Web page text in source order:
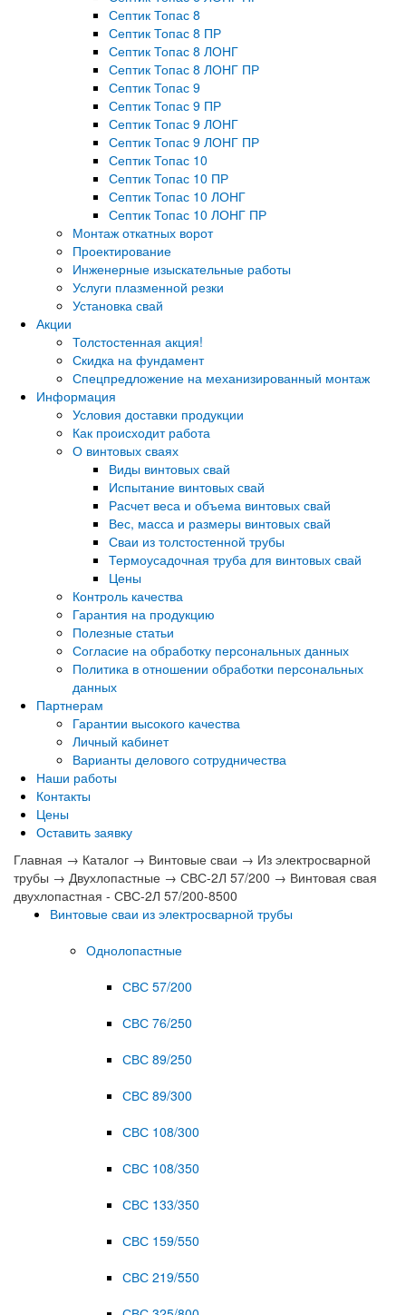
Септик Топас 8
Септик Топас 8 ПР
Септик Топас 8 ЛОНГ
Септик Топас 8 ЛОНГ ПР
Септик Топас 9
Септик Топас 9 ПР
Септик Топас 9 ЛОНГ
Септик Топас 9 ЛОНГ ПР
Септик Топас 10
Септик Топас 10 ПР
Септик Топас 10 ЛОНГ
Септик Топас 10 ЛОНГ ПР
Монтаж откатных ворот
Проектирование
Инженерные изыскательные работы
Услуги плазменной резки
Установка свай
Акции
Толстостенная акция!
Скидка на фундамент
Спецпредложение на механизированный монтаж
Информация
Условия доставки продукции
Как происходит работа
О винтовых сваях
Виды винтовых свай
Испытание винтовых свай
Расчет веса и объема винтовых свай
Вес, масса и размеры винтовых свай
Сваи из толстостенной трубы
Термоусадочная труба для винтовых свай
Цены
Контроль качества
Гарантия на продукцию
Полезные статьи
Согласие на обработку персональных данных
Политика в отношении обработки персональных
данных
Партнерам
Гарантии высокого качества
Личный кабинет
Варианты делового сотрудничества
Наши работы
Контакты
Цены
Оставить заявку
Главная → Каталог → Винтовые сваи → Из электросварной
трубы → Двухлопастные → СВС-2Л 57/200 → Винтовая свая
двухлопастная - СВС-2Л 57/200-8500
Винтовые сваи из электросварной трубы
Однолопастные
СВС 57/200
СВС 76/250
СВС 89/250
СВС 89/300
СВС 108/300
СВС 108/350
СВС 133/350
СВС 159/550
СВС 219/550